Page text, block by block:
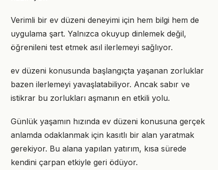
Verimli bir ev düzeni deneyimi için hem bilgi hem de
uygulama şart. Yalnızca okuyup dinlemek değil,
öğrenileni test etmek asıl ilerlemeyi sağlıyor.
ev düzeni konusunda başlangıçta yaşanan zorluklar
bazen ilerlemeyi yavaşlatabiliyor. Ancak sabır ve
istikrar bu zorlukları aşmanın en etkili yolu.
Günlük yaşamın hızında ev düzeni konusuna gerçek
anlamda odaklanmak için kasıtlı bir alan yaratmak
gerekiyor. Bu alana yapılan yatırım, kısa sürede
kendini çarpan etkiyle geri ödüyor.